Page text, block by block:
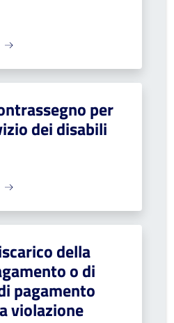
per
dei disabili
della
o di
pagamento
violazione